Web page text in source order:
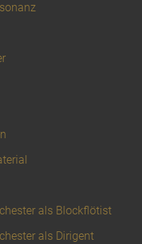
als Blockflötist
als Dirigent